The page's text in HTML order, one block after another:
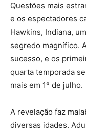
Questões mais
e os espectadores
Hawkins, Indiana,
segredo magnífico.
sucesso, e os
quarta temporada
mais em 1º de julho.
A revelação faz
diversas idades.